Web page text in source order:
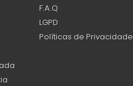
F.A.Q
LGPD
Políticas de Privacidade